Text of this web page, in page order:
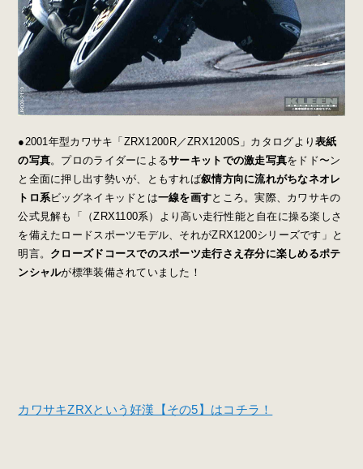
●2001年型カワサキ「ZRX1200R／ZRX1200S」カタログより表紙
の写真。プロのライダーによるサーキットでの激走写真をドド〜ン
と全面に押し出す勢いが、ともすれば叙情方向に流れがちなネオレ
トロ系ビッグネイキッドとは一線を画すところ。実際、カワサキの
公式見解も「（ZRX1100系）より高い走行性能と自在に操る楽しさ
を備えたロードスポーツモデル、それがZRX1200シリーズです」と
明言。 クローズドコースでのスポーツ走行さえ存分に楽しめるポテ
ンシャルが標準装備されていました！
カワサキZRXという好漢【その5】はコチラ！